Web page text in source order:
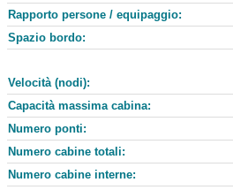
Rapporto persone / equipaggio:
Spazio bordo:
Velocità (nodi):
Capacità massima cabina:
Numero ponti:
Numero cabine totali:
Numero cabine interne: